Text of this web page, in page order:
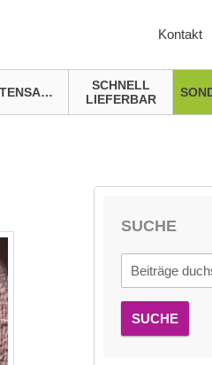
Kontakt
GARTENSAUNA
SCHNELL
LIEFERBAR
SUCHE
SUCHE